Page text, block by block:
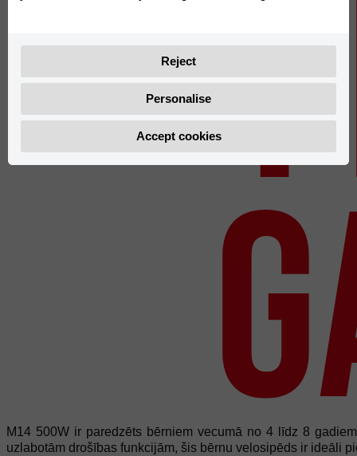
M14 500W ir paredzēts bērniem vecumā no 4 līdz 8
uzlabotām drošības funkcijām, šis bērnu velosipēds ir ideāli
Reject
Personalise
Accept cookies